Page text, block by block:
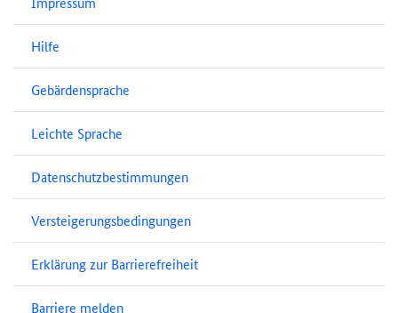
Hilfe
Gebärdensprache
Leichte Sprache
Datenschutzbestimmungen
Versteigerungsbedingungen
Erklärung zur Barrierefreiheit
Barriere melden